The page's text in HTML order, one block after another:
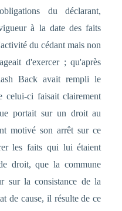
du déclarant,
à la date des faits
du cédant mais non
d'exercer ; qu'après
Back avait rempli le
celui-ci faisait clairement
portait sur un droit au
motivé son arrêt sur ce
les faits qui lui étaient
droit, que la commune
sur la consistance de la
de cause, il résulte de ce